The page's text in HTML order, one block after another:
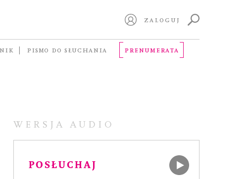
ZALOGUJ
PISMO DO SŁUCHANIA PRENUMERATA
WERSJA AUDIO
POSŁUCHAJ